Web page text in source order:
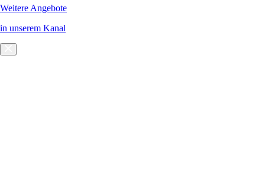
Weitere Angebote
in unserem Kanal